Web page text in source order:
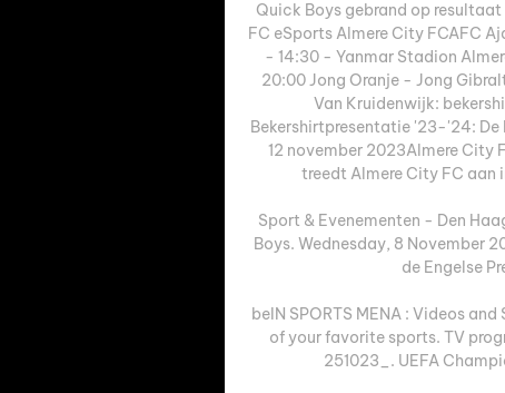
Quick Boys gebrand op
FC eSports Almere City FCAFC
- 14:30 - Yanmar Stadion
20:00 Jong Oranje - Jong
Van Kruidenwijk:
Bekershirtpresentatie '23-'24:
12 november 2023Almere City
treedt Almere City FC aan
Sport & Evenementen - Den
Boys. Wednesday, 8 November
de Engelse
beIN SPORTS MENA : Videos
of your favorite sports. TV
251023_. UEFA